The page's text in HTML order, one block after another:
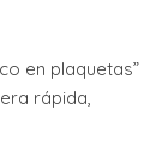
en plaquetas”
rápida,